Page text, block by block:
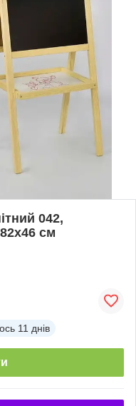
042,
см
11 днів